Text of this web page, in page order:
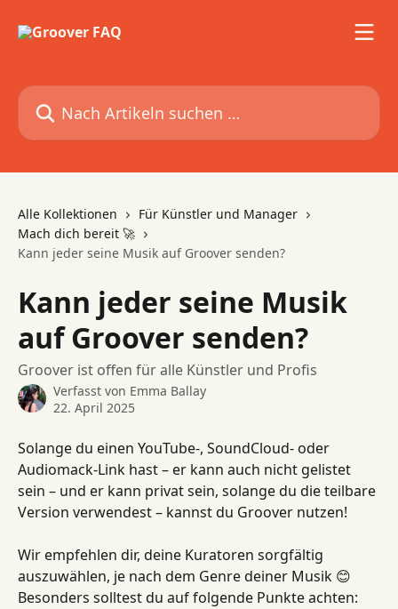
Nach Artikeln suchen …
Alle Kollektionen
Für Künstler und Manager
Mach dich bereit 🚀
Kann jeder seine Musik auf Groover senden?
Kann jeder seine Musik
auf Groover senden?
Groover ist offen für alle Künstler und Profis
Verfasst von Emma Ballay
22. April 2025
Solange du einen YouTube-, SoundCloud- oder
Audiomack-Link hast – er kann auch nicht gelistet
sein – und er kann privat sein, solange du die teilbare
Version verwendest – kannst du Groover nutzen!
Wir empfehlen dir, deine Kuratoren sorgfältig
auszuwählen, je nach dem Genre deiner Musik 😊
Besonders solltest du auf folgende Punkte achten: